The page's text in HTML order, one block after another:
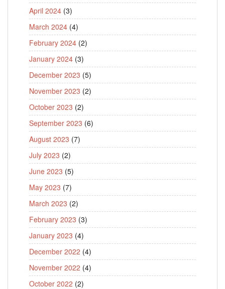
April 2024 (3)
March 2024 (4)
February 2024 (2)
January 2024 (3)
December 2023 (5)
November 2023 (2)
October 2023 (2)
September 2023 (6)
August 2023 (7)
July 2023 (2)
June 2023 (5)
May 2023 (7)
March 2023 (2)
February 2023 (3)
January 2023 (4)
December 2022 (4)
November 2022 (4)
October 2022 (2)